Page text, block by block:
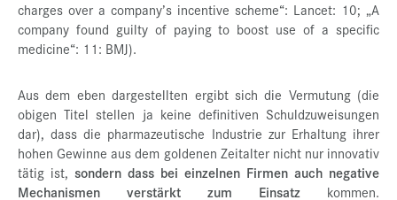
charges over a company’s incentive scheme“: Lancet: 10; „A
company found guilty of paying to boost use of a specific
medicine“: 11: BMJ).
Aus dem eben dargestellten ergibt sich die Vermutung (die
obigen Titel stellen ja keine definitiven Schuldzuweisungen
dar), dass die pharmazeutische Industrie zur Erhaltung ihrer
hohen Gewinne aus dem goldenen Zeitalter nicht nur innovativ
tätig ist, sondern dass bei einzelnen Firmen auch negative
Mechanismen verstärkt zum Einsatz kommen.